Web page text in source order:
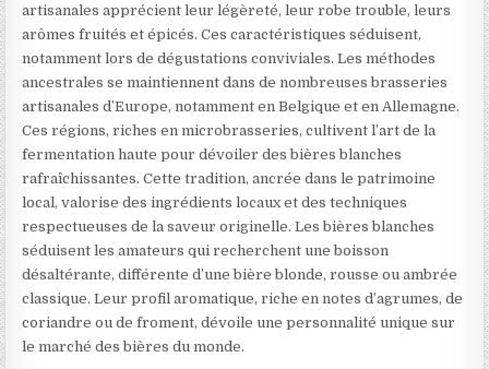
artisanales apprécient leur légèreté, leur robe trouble, leurs
arômes fruités et épicés. Ces caractéristiques séduisent,
notamment lors de dégustations conviviales. Les méthodes
ancestrales se maintiennent dans de nombreuses brasseries
artisanales d’Europe, notamment en Belgique et en Allemagne.
Ces régions, riches en microbrasseries, cultivent l’art de la
fermentation haute pour dévoiler des bières blanches
rafraîchissantes. Cette tradition, ancrée dans le patrimoine
local, valorise des ingrédients locaux et des techniques
respectueuses de la saveur originelle. Les bières blanches
séduisent les amateurs qui recherchent une boisson
désaltérante, différente d’une bière blonde, rousse ou ambrée
classique. Leur profil aromatique, riche en notes d’agrumes, de
coriandre ou de froment, dévoile une personnalité unique sur
le marché des bières du monde.